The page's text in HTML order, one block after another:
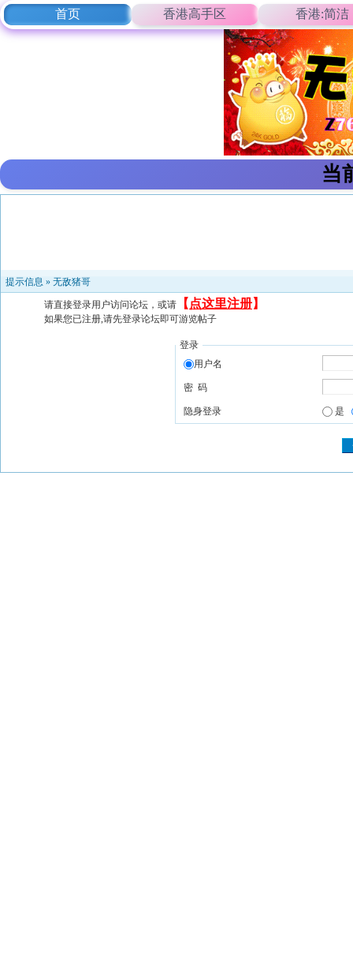
首页 香港高手区 香港:简洁
当
提示信息 » 无敌猪哥
请直接登录用户访问论坛，或请 【 点这里注册】
如果您已注册,请先登录论坛即可游览帖子
登录
用户名
密 码
隐身登录 是